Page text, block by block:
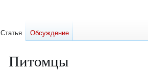
Питомцы
Статья Обсуждение